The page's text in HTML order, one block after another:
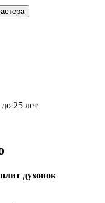
25 лет
духовок